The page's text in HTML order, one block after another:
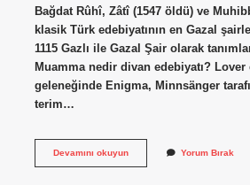
Bağdat Rûhî, Zâtî (1547 öldü) ve
klasik Türk edebiyatının en Gazal
1115 Gazlı ile Gazal Şair olarak
Muamma nedir divan edebiyatı? Lover
geleneğinde Enigma, Minnsänger
terim…
Devamını okuyunMuamma
Yorum Bırak